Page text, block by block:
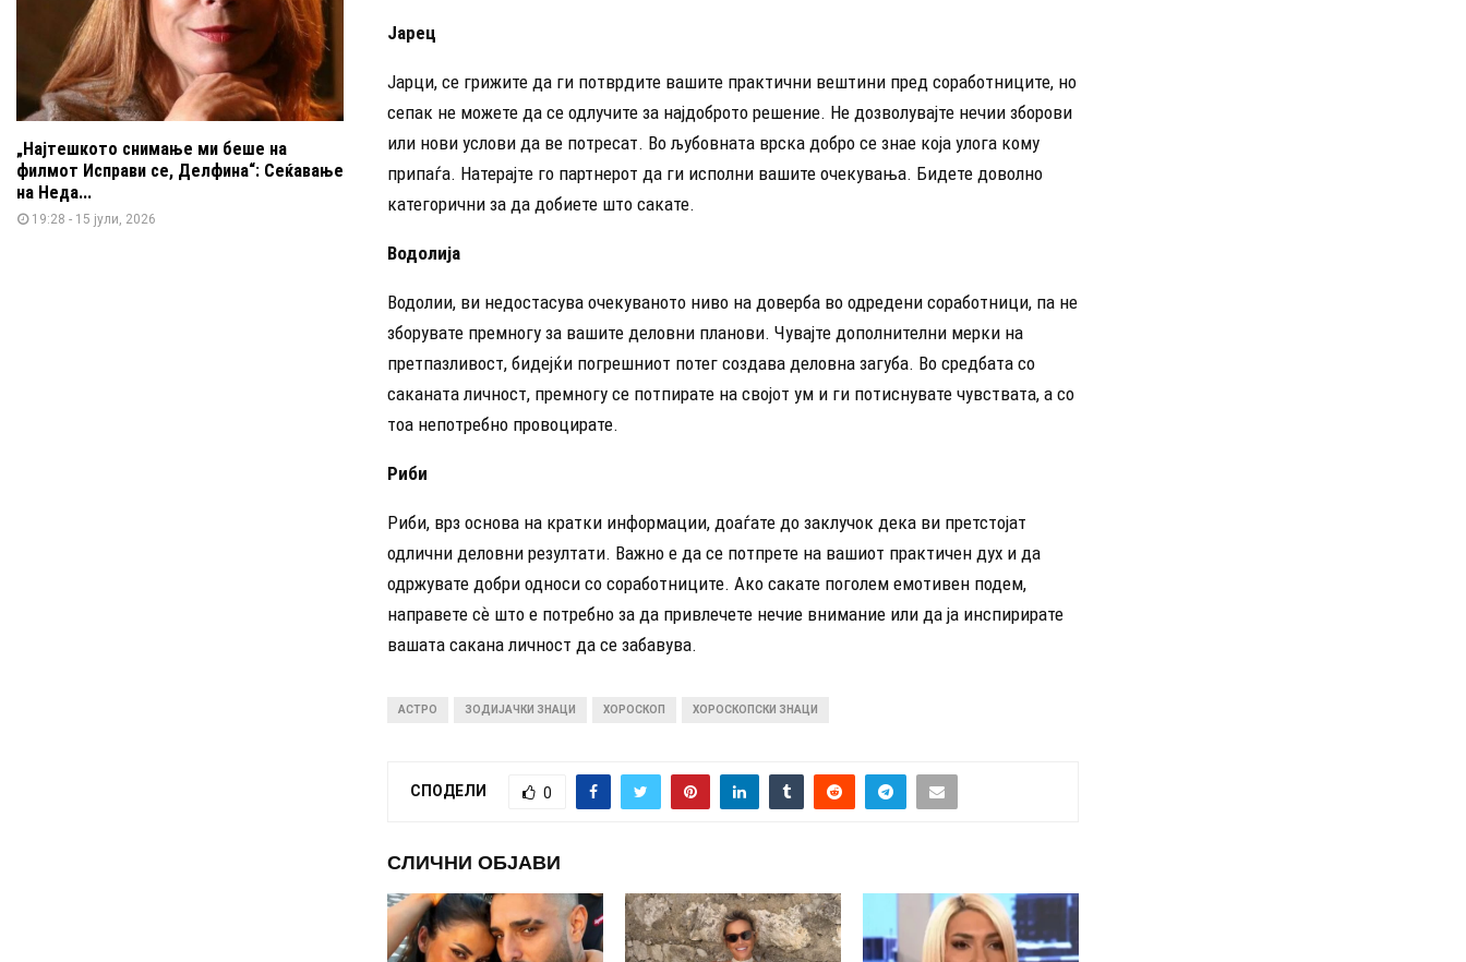
Јарец
Јарци, се грижите да ги потврдите вашите практични вештини пред соработниците, но
сепак не можете да се одлучите за најдоброто решение. Не дозволувајте нечии зборови
или нови услови да ве потресат. Во љубовната врска добро се знае која улога кому
припаѓа. Натерајте го партнерот да ги исполни вашите очекувања. Бидете доволно
категорични за да добиете што сакате.
Водолија
Водолии, ви недостасува очекуваното ниво на доверба во одредени соработници, па не
зборувате премногу за вашите деловни планови. Чувајте дополнителни мерки на
претпазливост, бидејќи погрешниот потег создава деловна загуба. Во средбата со
саканата личност, премногу се потпирате на својот ум и ги потиснувате чувствата, а со
тоа непотребно провоцирате.
Риби
Риби, врз основа на кратки информации, доаѓате до заклучок дека ви претстојат
одлични деловни резултати. Важно е да се потпрете на вашиот практичен дух и да
одржувате добри односи со соработниците. Ако сакате поголем емотивен подем,
направете сѐ што е потребно за да привлечете нечие внимание или да ја инспирирате
вашата сакана личност да се забавува.
АСТРО ЗОДИЈАЧКИ ЗНАЦИ ХОРОСКОП ХОРОСКОПСКИ ЗНАЦИ
СПОДЕЛИ 0
СЛИЧНИ ОБЈАВИ
„Најтешкото снимање ми беше на
филмот Исправи се, Делфина“: Сеќавање
на Неда...
19:28 - 15 јули, 2026